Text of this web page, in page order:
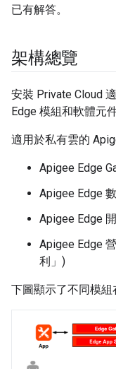
已有解答。
架構總覽
安裝 Private Cloud
Edge 模組和軟體元
適用於私有雲的
Apigee Edge
Apigee Edge
Apigee Edge
Apigee Edge
利」)
下圖顯示了不同模組